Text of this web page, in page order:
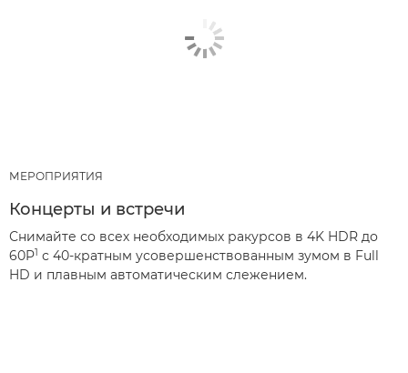
МЕРОПРИЯТИЯ
Концерты и встречи
Снимайте со всех необходимых ракурсов в 4K HDR до
60P1 с 40-кратным усовершенствованным зумом в Full
HD и плавным автоматическим слежением.